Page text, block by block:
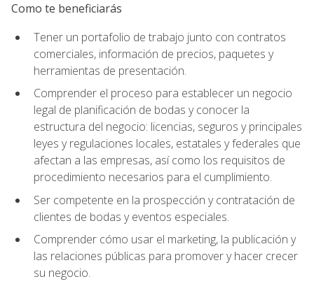
Como te beneficiarás
Tener un portafolio de trabajo junto con contratos
comerciales, información de precios, paquetes y
herramientas de presentación.
Comprender el proceso para establecer un negocio
legal de planificación de bodas y conocer la
estructura del negocio: licencias, seguros y principales
leyes y regulaciones locales, estatales y federales que
afectan a las empresas, así como los requisitos de
procedimiento necesarios para el cumplimiento.
Ser competente en la prospección y contratación de
clientes de bodas y eventos especiales.
Comprender cómo usar el marketing, la publicación y
las relaciones públicas para promover y hacer crecer
su negocio.